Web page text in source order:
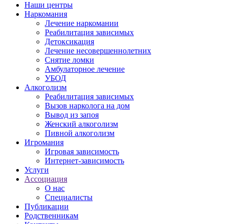
Наши центры
Наркомания
Лечение наркомании
Реабилитация зависимых
Детоксикация
Лечение несовершеннолетних
Снятие ломки
Амбулаторное лечение
УБОД
Алкоголизм
Реабилитация зависимых
Вызов нарколога на дом
Вывод из запоя
Женский алкоголизм
Пивной алкоголизм
Игромания
Игровая зависимость
Интернет-зависимость
Услуги
Ассоциация
О нас
Специалисты
Публикации
Родственникам